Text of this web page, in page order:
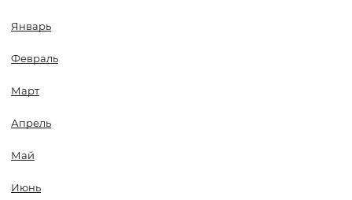
Январь
Февраль
Март
Апрель
Май
Июнь